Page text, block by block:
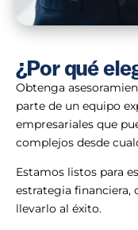
¿Por qué
Obtenga
parte de un equipo
empresariales que
complejos desde
Estamos listos para
estrategia financiera,
llevarlo al éxito.